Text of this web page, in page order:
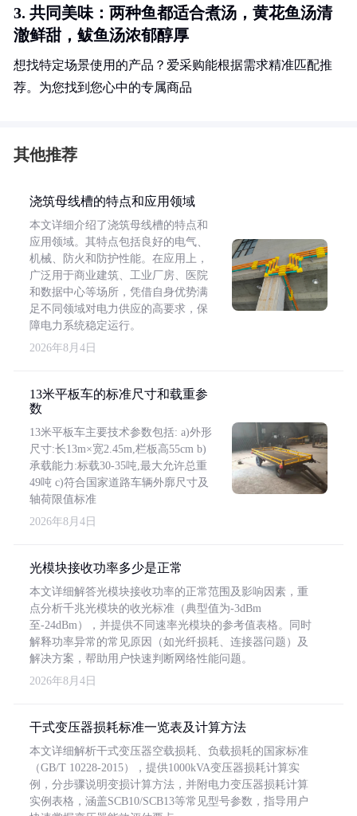
3. 共同美味 ：两种鱼都适合煮汤，黄花鱼汤清
澈鲜甜，鲅鱼汤浓郁醇厚
想找特定场景使用的产品？爱采购能根据需求精准匹配推
荐。为您找到您心中的专属商品
其他推荐
浇筑母线槽的特点和应用领域
本文详细介绍了浇筑母线槽的特点和
应用领域。其特点包括良好的电气、
机械、防火和防护性能。在应用上，
广泛用于商业建筑、工业厂房、医院
和数据中心等场所，凭借自身优势满
足不同领域对电力供应的高要求，保
障电力系统稳定运行。
2026年8月4日
13米平板车的标准尺寸和载重参
数
13米平板车主要技术参数包括: a)外形
尺寸:长13m×宽2.45m,栏板高55cm b)
承载能力:标载30-35吨,最大允许总重
49吨 c)符合国家道路车辆外廓尺寸及
轴荷限值标准
2026年8月4日
光模块接收功率多少是正常
本文详细解答光模块接收功率的正常范围及影响因素，重
点分析千兆光模块的收光标准（典型值为-3dBm
至-24dBm），并提供不同速率光模块的参考值表格。同时
解释功率异常的常见原因（如光纤损耗、连接器问题）及
解决方案，帮助用户快速判断网络性能问题。
2026年8月4日
干式变压器损耗标准一览表及计算方法
本文详细解析干式变压器空载损耗、负载损耗的国家标准
（GB/T 10228-2015），提供1000kVA变压器损耗计算实
例，分步骤说明变损计算方法，并附电力变压器损耗计算
实例表格，涵盖SCB10/SCB13等常见型号参数，指导用户